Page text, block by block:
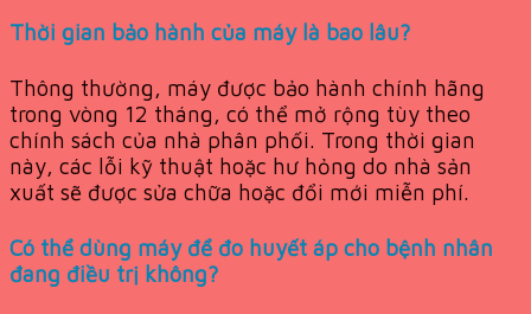
Thời gian bảo hành của máy là bao lâu?
Thông thường, máy được bảo hành chính hãng
trong vòng 12 tháng, có thể mở rộng tùy theo
chính sách của nhà phân phối. Trong thời gian
này, các lỗi kỹ thuật hoặc hư hỏng do nhà sản
xuất sẽ được sửa chữa hoặc đổi mới miễn phí.
Có thể dùng máy để đo huyết áp cho bệnh nhân
đang điều trị không?